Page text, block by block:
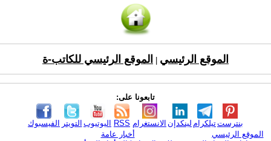
الموقع الرئيسي الموقع الرئيسي للكاتب-ة
تابعونا على:
الفيسبوك التويتر اليوتيوب RSS الانستغرام لينكدإن تيلكرامبنترست
الموقع الرئيسي
أخبار عامة